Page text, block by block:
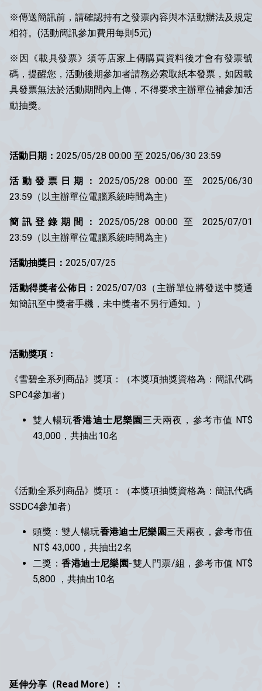
※傳送簡訊前，請確認持有之發票內容與本活動辦法及規定
相符。(活動簡訊參加費用每則5元)
※因《載具發票》須等店家上傳購買資料後才會有發票號
碼，提醒您，活動後期參加者請務必索取紙本發票，如因載
具發票無法於活動期間內上傳，不得要求主辦單位補參加活
動抽獎。
活動日期： 2025/05/28 00:00 至 2025/06/30 23:59
活動發票日期：2025/05/28 00:00 至 2025/06/30
23:59（以主辦單位電腦系統時間為主）
簡訊登錄期間：2025/05/28 00:00 至 2025/07/01
23:59（以主辦單位電腦系統時間為主）
活動抽獎日： 2025/07/25
活動得獎者公佈日： 2025/07/03（主辦單位將發送中獎通
知簡訊至中獎者手機，未中獎者不另行通知。）
活動獎項：
《雪碧全系列商品》獎項：（本獎項抽獎資格為：簡訊代碼
SPC4參加者）
雙人暢玩香港迪士尼樂園三天兩夜，參考市值 NT$
43,000，共抽出10名
《活動全系列商品》獎項：（本獎項抽獎資格為：簡訊代碼
SSDC4參加者）
頭獎：雙人暢玩香港迪士尼樂園三天兩夜，參考市值
NT$ 43,000，共抽出2名
二獎：香港迪士尼樂園-雙人門票/組，參考市值 NT$
5,800 ，共抽出10名
延伸分享（Read More）：